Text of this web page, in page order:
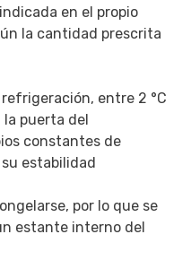
en el propio
la cantidad prescrita
entre 2 °C
la puerta del
constantes de
estabilidad
por lo que se
estante interno del